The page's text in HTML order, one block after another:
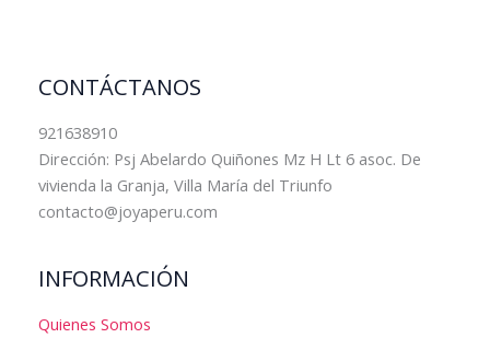
CONTÁCTANOS
921638910
Dirección: Psj Abelardo Quiñones Mz H Lt 6 asoc. De
vivienda la Granja, Villa María del Triunfo
contacto@joyaperu.com
INFORMACIÓN
Quienes Somos